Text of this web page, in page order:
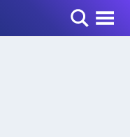
Toggle Menu